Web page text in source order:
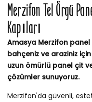
Merzifon Tel Örgü
Kapıları
Amasya Merzifon
bahçeniz ve araziniz
uzun ömürlü panel çit
çözümler sunuyoruz.
Merzifon'da güvenli,